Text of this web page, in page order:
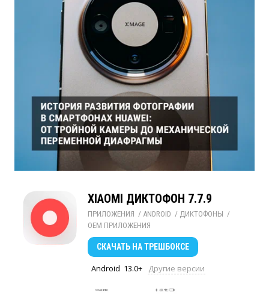
XIAOMI ДИКТОФОН 7.7.9
ПРИЛОЖЕНИЯ / ANDROID / ДИКТОФОНЫ /
OEM ПРИЛОЖЕНИЯ
СКАЧАТЬ НА ТРЕШБОКСЕ
Android 13.0+ Другие версии